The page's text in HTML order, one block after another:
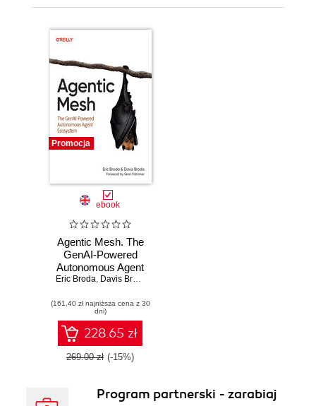
Promocja
ebook
Agentic Mesh. The
GenAI-Powered
Autonomous Agent
Ecosystem
Eric Broda, Davis Broda
(161,40 zł najniższa cena z 30
dni)
228.65 zł
269.00 zł (-15%)
Program partnerski - zarabiaj